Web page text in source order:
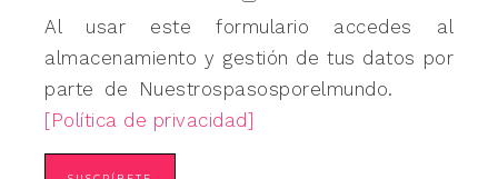
Al usar este formulario accedes al
almacenamiento y gestión de tus datos por
parte de Nuestrospasosporelmundo.
[Política de privacidad]